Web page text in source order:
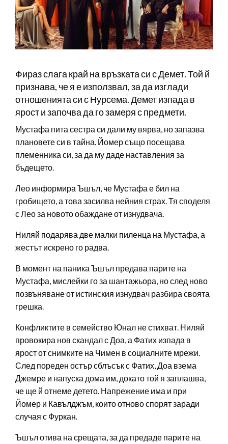
Фираз слага край на връзката си с Демет. Той й
признава, че я е използвал, за да изглади
отношенията си с Нурсема. Демет изпада в
ярост и започва да го замеря с предмети.
Мустафа пита сестра си дали му вярва, но запазва
плановете си в тайна. Йомер също посещава
племенника си, за да му даде наставления за
бъдещето.
Лео информира Ъшъл, че Мустафа е бил на
гробището, а това засилва нейния страх. Тя споделя
с Лео за новото обаждане от изнудвача.
Ниляй подарява две малки пиленца на Мустафа, а
жестът искрено го радва.
В момент на паника Ъшъл предава парите на
Мустафа, мислейки го за шантажьора, но след ново
позвъняване от истинския изнудвач разбира своята
грешка.
Конфликтите в семейство Юнал не стихват. Ниляй
провокира нов скандал с Доа, а Фатих изпада в
ярост от снимките на Чимен в социалните мрежи.
След пореден остър сблъсък с Фатих, Доа взема
Джемре и напуска дома им, докато той я заплашва,
че ще й отнеме детето. Напрежение има и при
Йомер и Кавълджъм, които отново спорят заради
случая с Фуркан.
Ъшъл отива на срещата, за да предаде парите на